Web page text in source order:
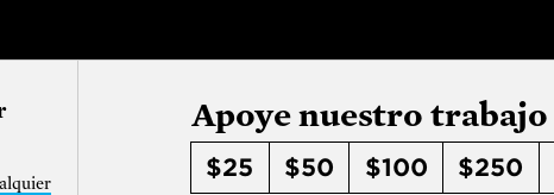
Apoye nuestro trabajo
$25 $50 $100 $250